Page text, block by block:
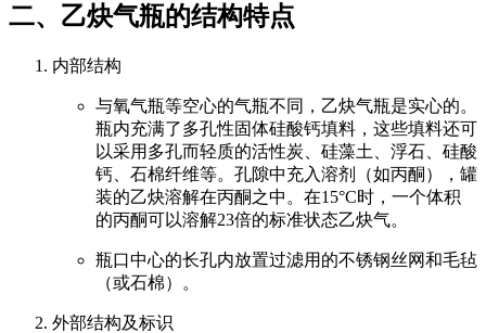
二、乙炔气瓶的结构特点
内部结构
与氧气瓶等空心的气瓶不同，乙炔气瓶是实心的。
瓶内充满了多孔性固体硅酸钙填料，这些填料还可
以采用多孔而轻质的活性炭、硅藻土、浮石、硅酸
钙、石棉纤维等。孔隙中充入溶剂（如丙酮），罐
装的乙炔溶解在丙酮之中。在15°C时，一个体积
的丙酮可以溶解23倍的标准状态乙炔气。
瓶口中心的长孔内放置过滤用的不锈钢丝网和毛毡
（或石棉）。
外部结构及标识